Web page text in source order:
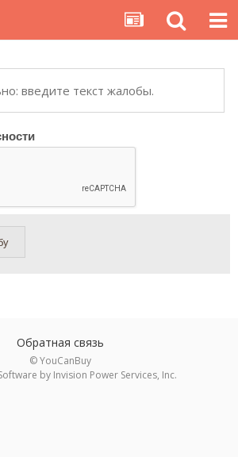
введите текст жалобы.
Обратная связь
© YouCanBuy
by Invision Power Services, Inc.